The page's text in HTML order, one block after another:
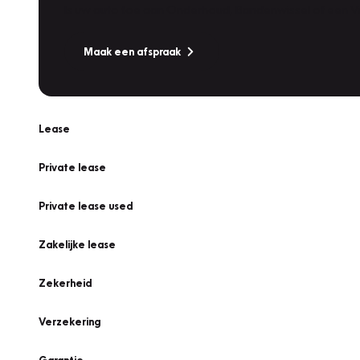
Maak een afspraak
Lease
Private lease
Private lease used
Zakelijke lease
Zekerheid
Verzekering